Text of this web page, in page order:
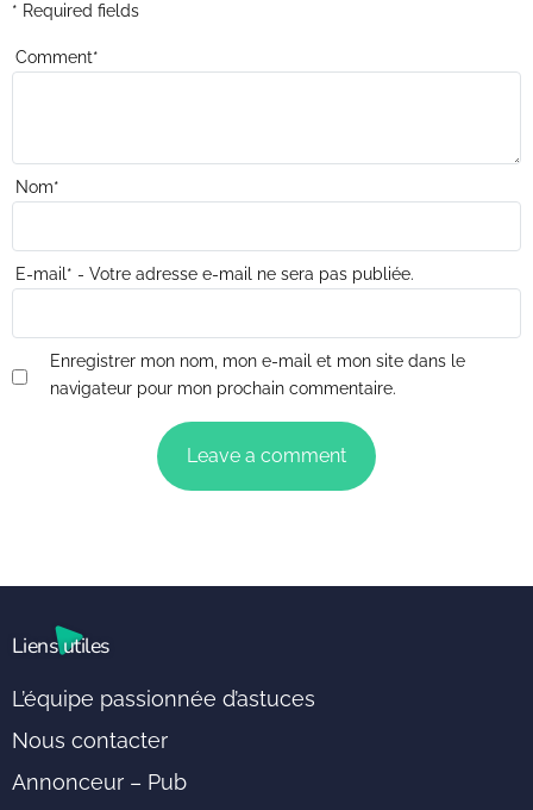
* Required fields
Comment*
Nom*
E-mail* - Votre adresse e-mail ne sera pas publiée.
Enregistrer mon nom, mon e-mail et mon site dans le
navigateur pour mon prochain commentaire.
Liens utiles
L’équipe passionnée d’astuces
Nous contacter
Annonceur – Pub